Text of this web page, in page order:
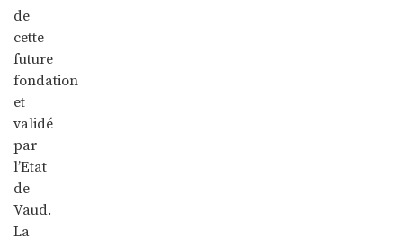
de
cette
future
fondation
et
validé
par
l’Etat
de
Vaud.
La